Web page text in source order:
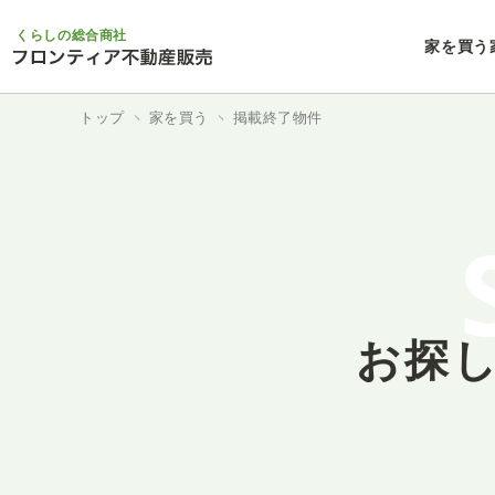
くらしの総合商社
家を買う
トップ 家を買う 掲載終了物件
お探